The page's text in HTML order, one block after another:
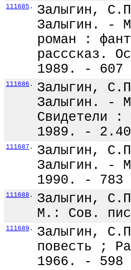
111685 .
Залыгин,
Залыгин. -
роман :
расссказ.
1989. -
111686 .
Залыгин,
Залыгин. -
Свидетели
1989. - 2.40
111687 .
Залыгин,
Залыгин. -
1990. -
111688 .
Залыгин,
М.: Сов.
111689 .
Залыгин,
повесть ;
1966. -